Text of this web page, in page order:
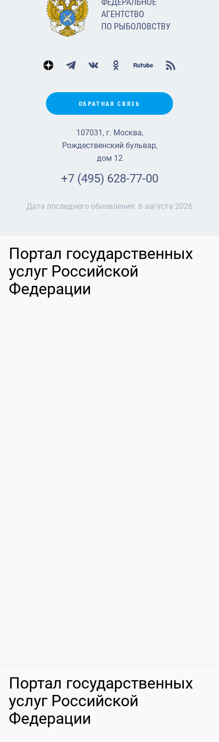
АГЕНТСТВО
ПО РЫБОЛОВСТВУ
ОБРАТНАЯ СВЯЗЬ
107031, г. Москва,
Рождественский бульвар,
дом 12
+7 (495) 628-77-00
Дата последнего обновления: 6 августа 2026
Портал государственных
услуг Российской
Федерации
Портал государственных
услуг Российской
Федерации